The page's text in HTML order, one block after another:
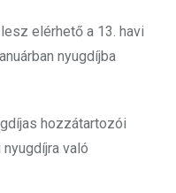
elérhető a 13. havi
nyugdíjba
hozzátartozói
való